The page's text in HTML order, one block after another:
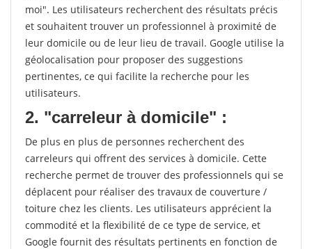
moi". Les utilisateurs recherchent des résultats précis
et souhaitent trouver un professionnel à proximité de
leur domicile ou de leur lieu de travail. Google utilise la
géolocalisation pour proposer des suggestions
pertinentes, ce qui facilite la recherche pour les
utilisateurs.
2. "carreleur à domicile" :
De plus en plus de personnes recherchent des
carreleurs qui offrent des services à domicile. Cette
recherche permet de trouver des professionnels qui se
déplacent pour réaliser des travaux de couverture /
toiture chez les clients. Les utilisateurs apprécient la
commodité et la flexibilité de ce type de service, et
Google fournit des résultats pertinents en fonction de